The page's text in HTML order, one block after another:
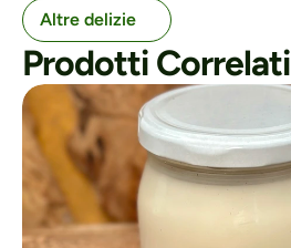
Altre delizie
Prodotti Correlati